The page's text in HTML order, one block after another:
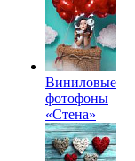
Виниловые
фотофоны
«Стена»